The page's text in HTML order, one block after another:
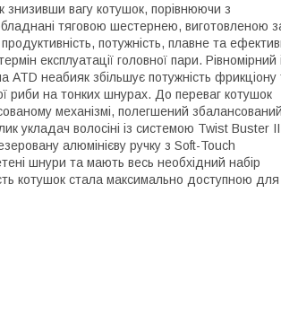
знизивши вагу котушок, порівнюючи з
тяговою шестернею, виготовленою
потужність, плавне та
експлуатації головної пари. Рівномірний і
ATD неабияк збільшує потужність фрикціону
риби на тонких шнурах. До переваг котушок
механізмі, полегшений збалансований
укладач волосіні із системою Twist Buster
алюмінієву ручку з Soft-Touch
шнури та мають весь необхідний набір
котушок стала максимально доступною для